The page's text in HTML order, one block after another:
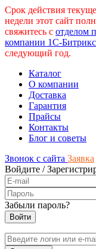
Срок действия
недели этот сайт
свяжитесь с отделом
компании 1С-Битрикс
следующий год.
Каталог
О компании
Доставка
Гарантия
Прайсы
Контакты
Блог и советы
Звонок с сайта Заявка
Войдите /
Забыли пароль?